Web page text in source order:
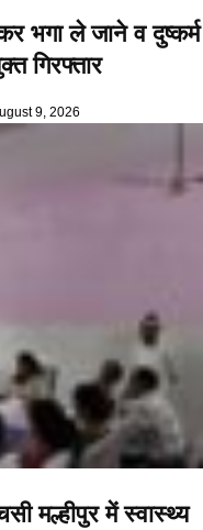
भगा ले जाने व दुष्कर्म
गिरफ्तार
9, 2026
मल्हीपुर में स्वास्थ्य